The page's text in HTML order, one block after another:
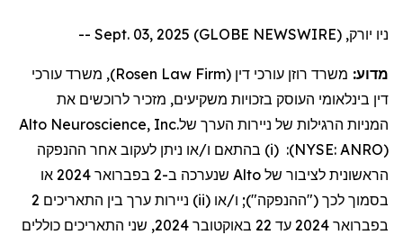
ניו יורק, Sept. 03, 2025 (GLOBE NEWSWIRE) --
מדוע: משרד רוזן עורכי דין (Rosen Law Firm), משרד עורכי
דין בינלאומי העוסק בזכויות משקיעים, מזכיר לרוכשים את
המניות הרגילות של ניירות הערך שלAlto Neuroscience, Inc.
(
NYSE: ANRO
)
:
(i) בהתאם ו/או ניתן לעקוב אחר ההנפקה
הראשונית לציבור של Alto שנערכה ב-2 בפברואר
או
בסמוך לכך ("ההנפקה"); ו/או (ii) ניירות ערך בין התאריכים
בפברואר
עד 22 באוקטובר
שני התאריכים כוללים